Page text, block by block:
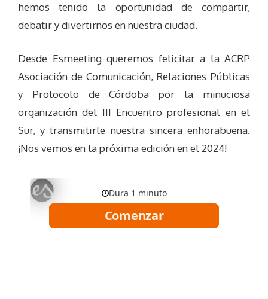
hemos tenido la oportunidad de compartir,
debatir y divertirnos en nuestra ciudad.
Desde Esmeeting queremos felicitar a la ACRP
Asociación de Comunicación, Relaciones Públicas
y Protocolo de Córdoba por la minuciosa
organización del III Encuentro profesional en el
Sur, y transmitirle nuestra sincera enhorabuena.
¡Nos vemos en la próxima edición en el 2024!